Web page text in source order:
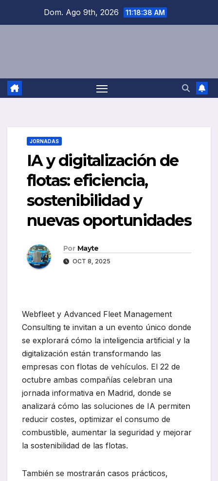
Dom. Ago 9th, 2026 11:18:39 AM
JORNADAS
IA y digitalización de
flotas: eficiencia,
sostenibilidad y
nuevas oportunidades
Por Mayte
OCT 8, 2025
Webfleet y Advanced Fleet Management
Consulting te invitan a un evento único donde
se explorará cómo la inteligencia artificial y la
digitalización están transformando las
empresas con flotas de vehículos. El 22 de
octubre ambas compañías celebran una
jornada informativa en Madrid, donde se
analizará cómo las soluciones de IA permiten
reducir costes, optimizar el consumo de
combustible, aumentar la seguridad y mejorar
la sostenibilidad de las flotas.
También se mostrarán casos prácticos,